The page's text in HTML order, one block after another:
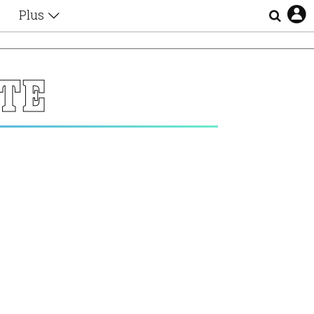
Plus
Αφιερώματα
Ζώδια